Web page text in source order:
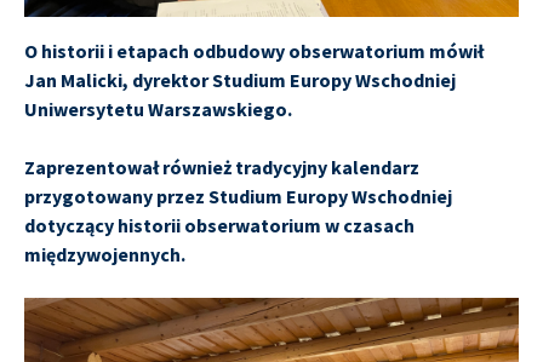
O historii i etapach odbudowy obserwatorium mówił
Jan Malicki, dyrektor Studium Europy Wschodniej
Uniwersytetu Warszawskiego.
Zaprezentował również tradycyjny kalendarz
przygotowany przez Studium Europy Wschodniej
dotyczący historii obserwatorium w czasach
międzywojennych.